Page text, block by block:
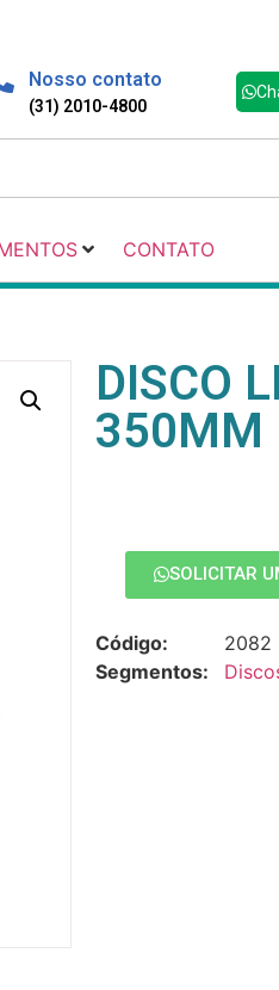
Nosso contato
(31) 2010-4800
CONTATO
DISCO
350MM
SOLICITAR
Código:
2082
Segmentos: